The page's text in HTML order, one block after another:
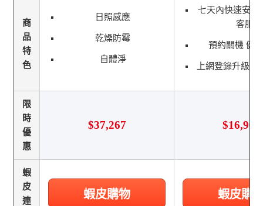
商
品
特
色
日照感應
乾燥防霉
自體淨
七天內快速安裝
客服\r
預約關機 健
上網登錄升級全
限
時
優
惠
$37,267 $16,900
蝦
皮
連
蝦皮購物 蝦皮購